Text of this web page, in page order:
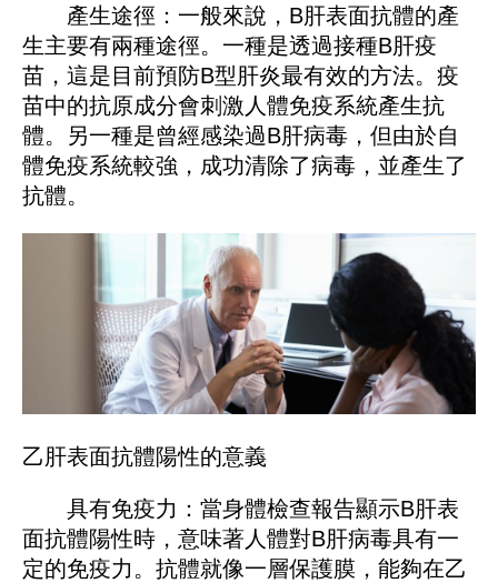
產生途徑：一般來說，B肝表面抗體的產
生主要有兩種途徑。一種是透過接種B肝疫
苗，這是目前預防B型肝炎最有效的方法。疫
苗中的抗原成分會刺激人體免疫系統產生抗
體。另一種是曾經感染過B肝病毒，但由於自
體免疫系統較強，成功清除了病毒，並產生了
抗體。
乙肝表面抗體陽性的意義
具有免疫力：當身體檢查報告顯示B肝表
面抗體陽性時，意味著人體對B肝病毒具有一
定的免疫力。抗體就像一層保護膜，能夠在乙